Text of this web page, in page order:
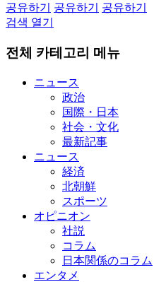
공유하기
공유하기
공유하기
검색 열기
전체 카테고리 메뉴
ニュース
政治
国際・日本
社会・文化
最新記事
ニュース
経済
北朝鮮
スポーツ
オピニオン
社説
コラム
日本関係のコラム
エンタメ